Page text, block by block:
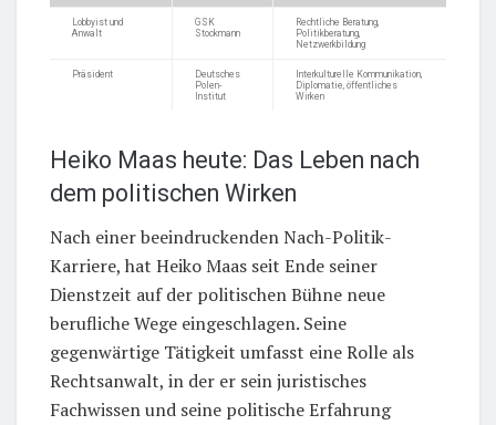
Lobbyist und
Anwalt
GSK
Stockmann
Rechtliche Beratung,
Politikberatung,
Netzwerkbildung
Präsident
Deutsches
Polen-
Institut
Interkulturelle Kommunikation,
Diplomatie, öffentliches
Wirken
Heiko Maas heute: Das Leben nach
dem politischen Wirken
Nach einer beeindruckenden Nach-Politik-
Karriere, hat Heiko Maas seit Ende seiner
Dienstzeit auf der politischen Bühne neue
berufliche Wege eingeschlagen. Seine
gegenwärtige Tätigkeit umfasst eine Rolle als
Rechtsanwalt, in der er sein juristisches
Fachwissen und seine politische Erfahrung